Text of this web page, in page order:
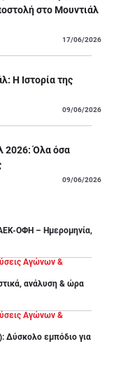
στο Μουντιάλ
17/06/2026
Η Ιστορία της
09/06/2026
2026: Όλα όσα
09/06/2026
ΟΦΗ – Ημερομηνία,
Αγώνων &
ανάλυση & ώρα
Αγώνων &
Δύσκολο εμπόδιο για